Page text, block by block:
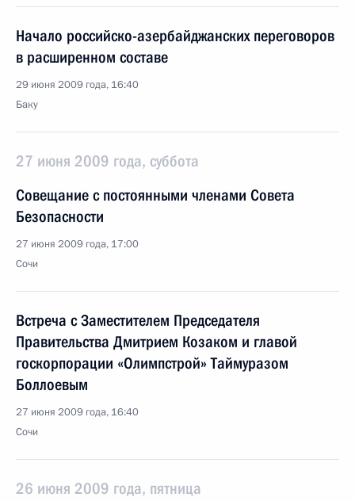
Начало российско-азербайджанских переговоров
в расширенном составе
29 июня 2009 года, 16:40
Баку
27 июня 2009 года, суббота
Совещание с постоянными членами Совета
Безопасности
27 июня 2009 года, 17:00
Сочи
Встреча с Заместителем Председателя
Правительства Дмитрием Козаком и главой
госкорпорации «Олимпстрой» Таймуразом
Боллоевым
27 июня 2009 года, 16:40
Сочи
26 июня 2009 года, пятница